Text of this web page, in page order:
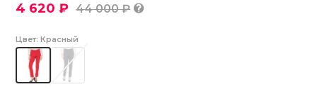
4 620 ₽ 44 000 ₽
Цвет: Красный